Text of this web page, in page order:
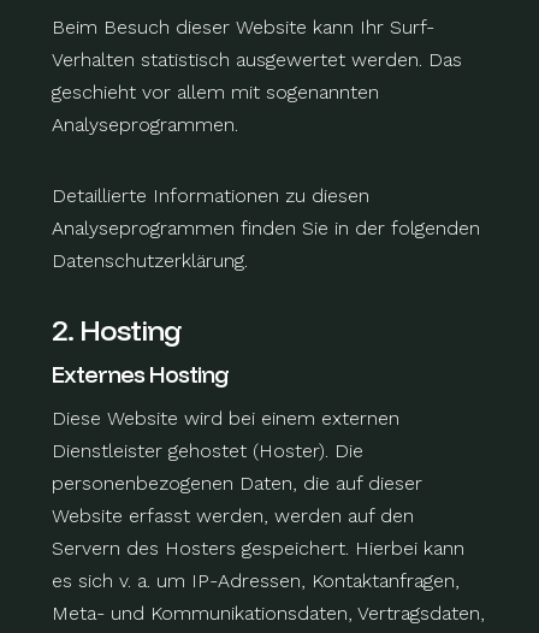
Beim Besuch dieser Website kann Ihr Surf-
Verhalten statistisch ausgewertet werden. Das
geschieht vor allem mit sogenannten
Analyseprogrammen.
Detaillierte Informationen zu diesen
Analyseprogrammen finden Sie in der folgenden
Datenschutzerklärung.
2. Hosting
Externes Hosting
Diese Website wird bei einem externen
Dienstleister gehostet (Hoster). Die
personenbezogenen Daten, die auf dieser
Website erfasst werden, werden auf den
Servern des Hosters gespeichert. Hierbei kann
es sich v. a. um IP-Adressen, Kontaktanfragen,
Meta- und Kommunikationsdaten, Vertragsdaten,